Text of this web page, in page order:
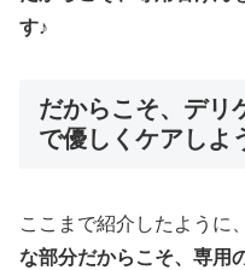
す♪
だからこそ、デリ
で優しくケアしよ
ここまで紹介したように、
な部分だからこそ、専用